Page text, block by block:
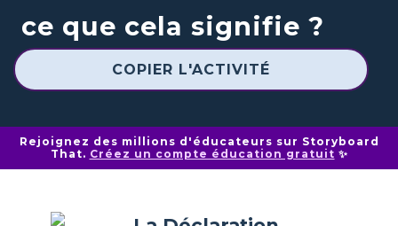
ce que cela signifie ?
COPIER L'ACTIVITÉ
Rejoignez des millions d'éducateurs sur Storyboard
That. Créez un compte éducation gratuit ✨